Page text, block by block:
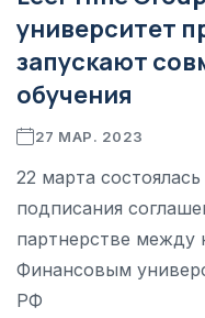
университет
запускают
обучения
27 МАР. 2023
22 марта
подписания
партнерстве между
Финансовым
РФ